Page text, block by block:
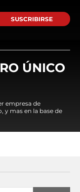
SUSCRIBIRSE
ÚNICO
empresa de
y mas en la base de